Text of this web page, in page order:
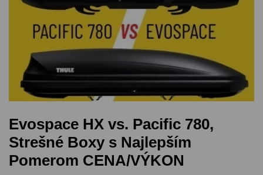
Evospace HX vs. Pacific 780,
Strešné Boxy s Najlepším
Pomerom CENA/VÝKON